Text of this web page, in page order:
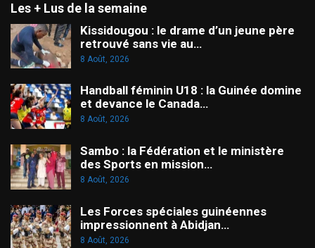
Les + Lus de la semaine
Kissidougou : le drame d’un jeune père
retrouvé sans vie au…
8 Août, 2026
Handball féminin U18 : la Guinée domine
et devance le Canada…
8 Août, 2026
Sambo : la Fédération et le ministère
des Sports en mission…
8 Août, 2026
Les Forces spéciales guinéennes
impressionnent à Abidjan…
8 Août, 2026